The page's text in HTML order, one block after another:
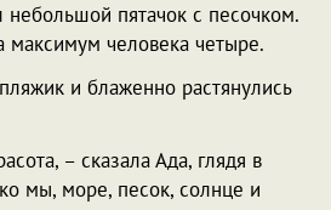
пятачок с песочком.
максимум человека четыре.
и блаженно растянулись
– сказала Ада, глядя в
мы, море, песок, солнце и